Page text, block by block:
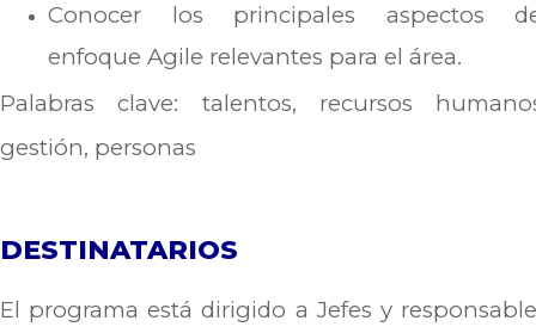
Conocer los principales aspectos
enfoque Agile relevantes para el área.
Palabras clave: talentos, recursos
gestión, personas
DESTINATARIOS
El programa está dirigido a Jefes y